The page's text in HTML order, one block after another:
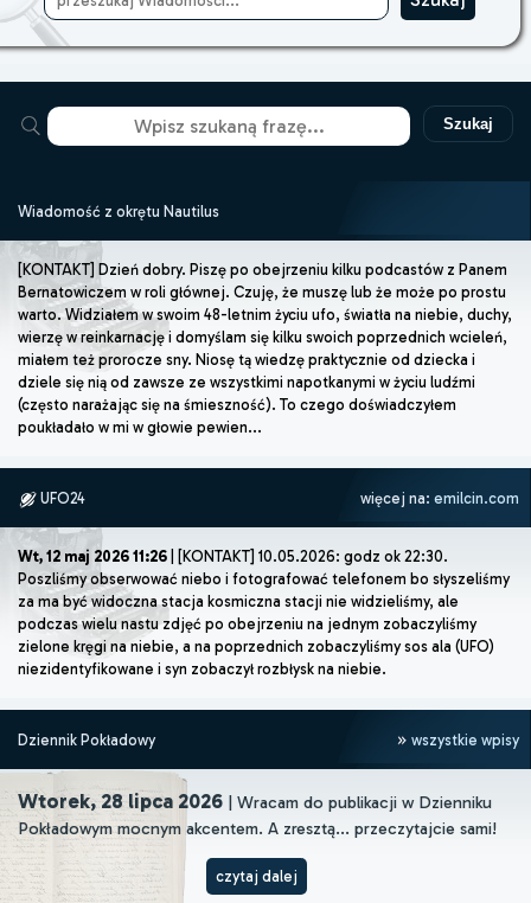
Szukaj
Wiadomość z okrętu Nautilus
[KONTAKT] Dzień dobry. Piszę po obejrzeniu kilku podcastów z Panem
Bernatowiczem w roli głównej. Czuję, że muszę lub że może po prostu
warto. Widziałem w swoim 48-letnim życiu ufo, światła na niebie, duchy,
wierzę w reinkarnację i domyślam się kilku swoich poprzednich wcieleń,
miałem też prorocze sny. Niosę tą wiedzę praktycznie od dziecka i
dziele się nią od zawsze ze wszystkimi napotkanymi w życiu ludźmi
(często narażając się na śmieszność). To czego doświadczyłem
poukładało w mi w głowie pewien...
UFO24 więcej na: emilcin.com
Wt, 12 maj 2026 11:26 | [KONTAKT] 10.05.2026: godz ok 22:30.
Poszliśmy obserwować niebo i fotografować telefonem bo słyszeliśmy
za ma być widoczna stacja kosmiczna stacji nie widzieliśmy, ale
podczas wielu nastu zdjęć po obejrzeniu na jednym zobaczyliśmy
zielone kręgi na niebie, a na poprzednich zobaczyliśmy sos ala (UFO)
niezidentyfikowane i syn zobaczył rozbłysk na niebie.
Dziennik Pokładowy wszystkie wpisy
Wtorek, 28 lipca 2026 | Wracam do publikacji w Dzienniku
Pokładowym mocnym akcentem. A zresztą... przeczytajcie sami!
czytaj dalej